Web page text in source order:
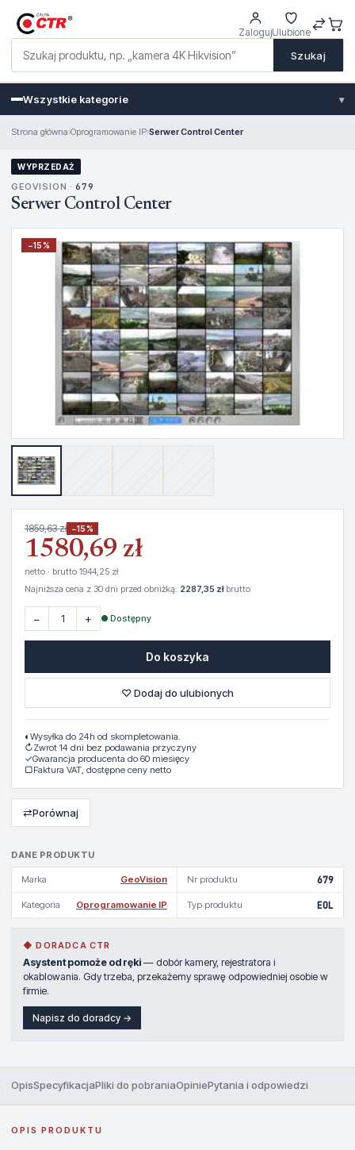
Szukaj
ZalogujUlubione
Wszystkie kategorie ▾
Strona główna›Oprogramowanie IP›Serwer Control Center
WYPRZEDAŻ
GEOVISION · 679
Serwer Control Center
−15%
DANE PRODUKTU
Marka GeoVision Nr produktu 679
Kategoria Oprogramowanie IP Typ produktu EOL
◆ DORADCA CTR
Asystent pomoże od ręki — dobór kamery, rejestratora i
okablowania. Gdy trzeba, przekażemy sprawę odpowiedniej osobie w
firmie.
Napisz do doradcy →
1859,63 zł −15%
1580,69 zł
netto · brutto 1944,25 zł
Najniższa cena z 30 dni przed obniżką: 2287,35 złbrutto
− + ● Dostępny
Do koszyka
♡ Dodaj do ulubionych
◐ Wysyłka do 24h od skompletowania.
↻Zwrot 14 dni bez podawania przyczyny
✓Gwarancja producenta do 60 miesięcy
▢Faktura VAT, dostępne ceny netto
⇄Porównaj
OpisSpecyfikacjaPliki do pobraniaOpiniePytania i odpowiedzi
OPIS PRODUKTU